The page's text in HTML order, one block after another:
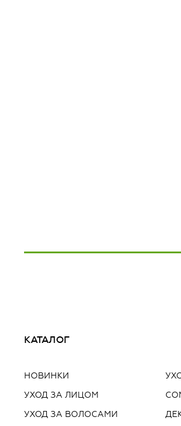
КАТАЛОГ
НОВИНКИ
УХОД ЗА ЛИЦОМ
УХОД ЗА ВОЛОСАМИ